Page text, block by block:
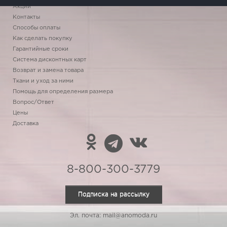
Акции
Контакты
Способы оплаты
Как сделать покупку
Гарантийные сроки
Система дисконтных карт
Возврат и замена товара
Ткани и уход за ними
Помощь для определения размера
Вопрос/Ответ
Цены
Доставка
8-800-300-3779
Подписка на рассылку
Эл. почта: mail@anomoda.ru